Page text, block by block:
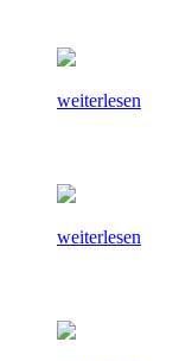
weiterlesen
weiterlesen